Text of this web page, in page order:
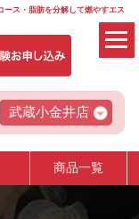
ス・脂肪を分解して燃やすエス
武蔵小金井店
商品一覧